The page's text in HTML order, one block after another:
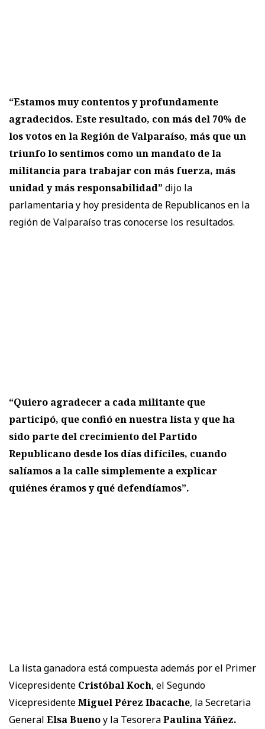
“Estamos muy contentos y profundamente
agradecidos. Este resultado, con más del 70% de
los votos en la Región de Valparaíso, más que un
triunfo lo sentimos como un mandato de la
militancia para trabajar con más fuerza, más
unidad y más responsabilidad” dijo la
parlamentaria y hoy presidenta de Republicanos en la
región de Valparaíso tras conocerse los resultados.
“Quiero agradecer a cada militante que
participó, que confió en nuestra lista y que ha
sido parte del crecimiento del Partido
Republicano desde los días difíciles, cuando
salíamos a la calle simplemente a explicar
quiénes éramos y qué defendíamos”.
La lista ganadora está compuesta además por el Primer
Vicepresidente Cristóbal Koch, el Segundo
VicepresidenteMiguel Pérez Ibacache, la Secretaria
General Elsa Buenoy la TesoreraPaulina Yáñez.